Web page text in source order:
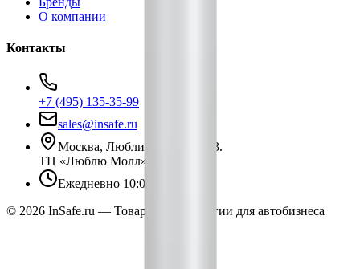
О компании
Контакты
+7 (495) 135-35-99
sales@insafe.ru
Москва, Люблинская ул., 153.
ТЦ «Люблю Молл», -1 уровень
Ежедневно 10:00 — 19:00
© 2026 InSafe.ru — Товары и технологии для автобизнеса